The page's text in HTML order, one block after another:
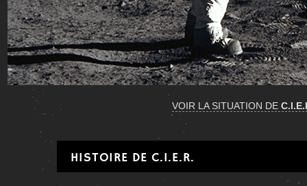
VOIR LA SITUATION DE
HISTOIRE DE C.I.E.R.